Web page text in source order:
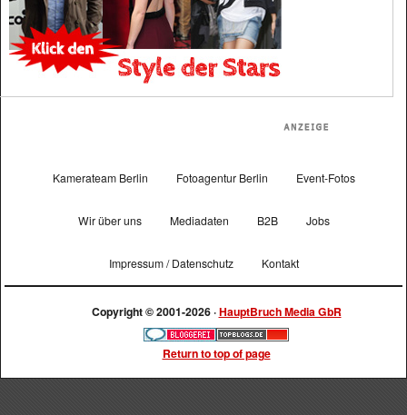
Kamerateam Berlin Fotoagentur Berlin Event-Fotos
Wir über uns Mediadaten B2B Jobs
Impressum / Datenschutz Kontakt
Copyright © 2001-2026 ·HauptBruch Media GbR
Return to top of page